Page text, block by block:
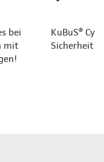
bei
mit
KuBuS®
Sicherheit